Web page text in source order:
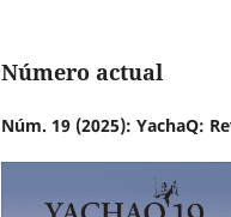
Número actual
Núm. 19 (2025): YachaQ: